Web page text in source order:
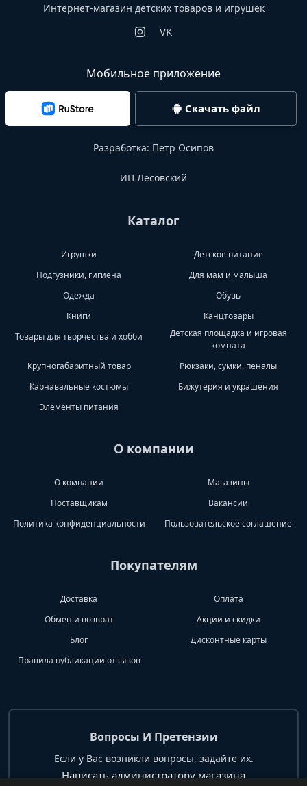
Интернет-магазин детских товаров и игрушек
VK
Мобильное приложение
Скачать файл
Разработка: Петр Осипов
ИП Лесовский
Каталог
Игрушки
Детское питание
Подгузники, гигиена
Для мам и малыша
Одежда
Обувь
Книги
Канцтовары
Товары для творчества и хобби
Детская площадка и игровая
комната
Крупногабаритный товар
Рюкзаки, сумки, пеналы
Карнавальные костюмы
Бижутерия и украшения
Элементы питания
О компании
О компании
Магазины
Поставщикам
Вакансии
Политика конфиденциальности
Пользовательское соглашение
Покупателям
Доставка
Оплата
Обмен и возврат
Акции и скидки
Блог
Дисконтные карты
Правила публикации отзывов
Вопросы И Претензии
Если у Вас возникли вопросы, задайте их.
Написать администратору магазина